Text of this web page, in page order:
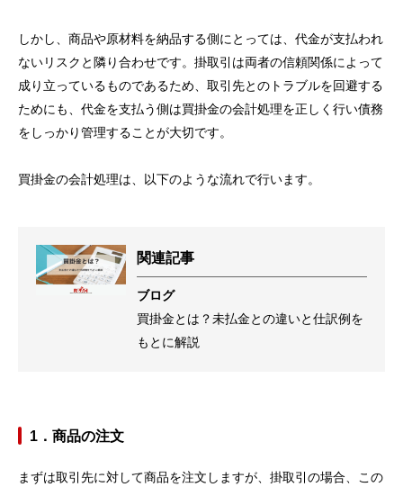
しかし、商品や原材料を納品する側にとっては、代金が支払われ
ないリスクと隣り合わせです。掛取引は両者の信頼関係によって
成り立っているものであるため、取引先とのトラブルを回避する
ためにも、代金を支払う側は買掛金の会計処理を正しく行い債務
をしっかり管理することが大切です。
買掛金の会計処理は、以下のような流れで行います。
関連記事
ブログ
買掛金とは？未払金との違いと仕訳例を
もとに解説
1．商品の注文
まずは取引先に対して商品を注文しますが、掛取引の場合、この